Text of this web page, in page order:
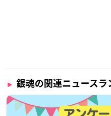
銀魂の関連ニュースラ